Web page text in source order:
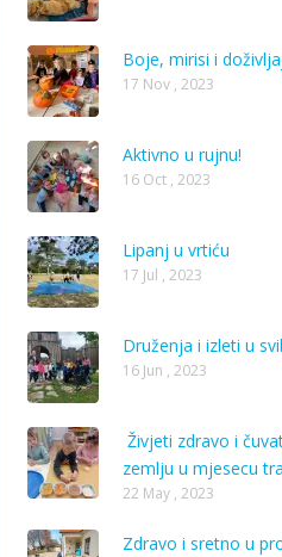
Boje, mirisi i
17 Nov , 2023
Aktivno u rujnu!
16 Oct , 2023
Lipanj u vrtiću
17 Jul , 2023
Druženja i izleti u
16 Jun , 2023
Živjeti zdravo i
zemlju u mjesecu
22 May , 2023
Zdravo i sretno u